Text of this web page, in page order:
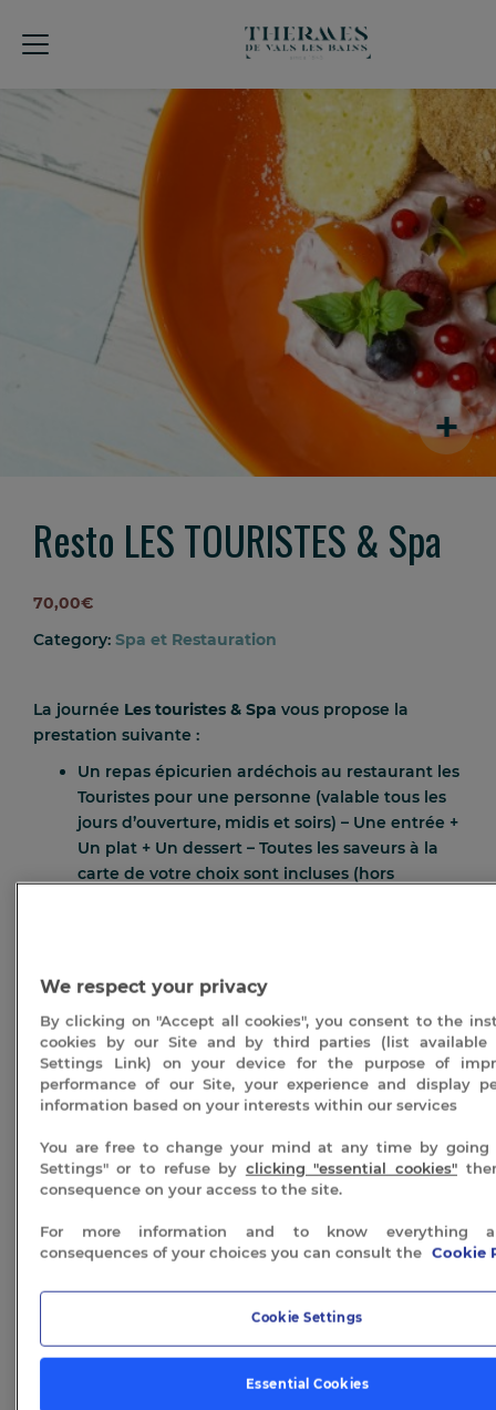
Resto LES TOURISTES & Spa
70,00€
Category: Spa et Restauration
La journée Les touristes & Spa vous propose la
prestation suivante :
Un repas épicurien ardéchois au restaurant les
Touristes pour une personne (valable tous les
jours d’ouverture, midis et soirs) – Une entrée +
Un plat + Un dessert – Toutes les saveurs à la
carte de votre choix sont incluses (hors
Une entrée journée au parcours sensoriel
Bassins du Séquoia” (valable tous les jours
d’ouverture)
L’entrée journée au parcours sensoriel ne nécessite
pas de réservation, concernant le repas, vous devez
réserver votre table par téléphone
Au moment de la
réservation, vous pouvez préciser que c’est un bon
cadeauLes Touristes & Spa.
80 in stock
Resto
Spa
quantity
We respect your privacy
By clicking on "Accept all cookies", you consent to the
cookies by our Site and by third parties (list available
Settings Link) on your device for the purpose of
performance of our Site, your experience and display
information based on your interests within our services
You are free to change your mind at any time by going
Settings" or to refuse by clicking "essential cookies"
consequence on your access to the site.
For more information and to know everything
consequences of your choices you can consult the Cookie
Cookie Settings
Essential Cookies